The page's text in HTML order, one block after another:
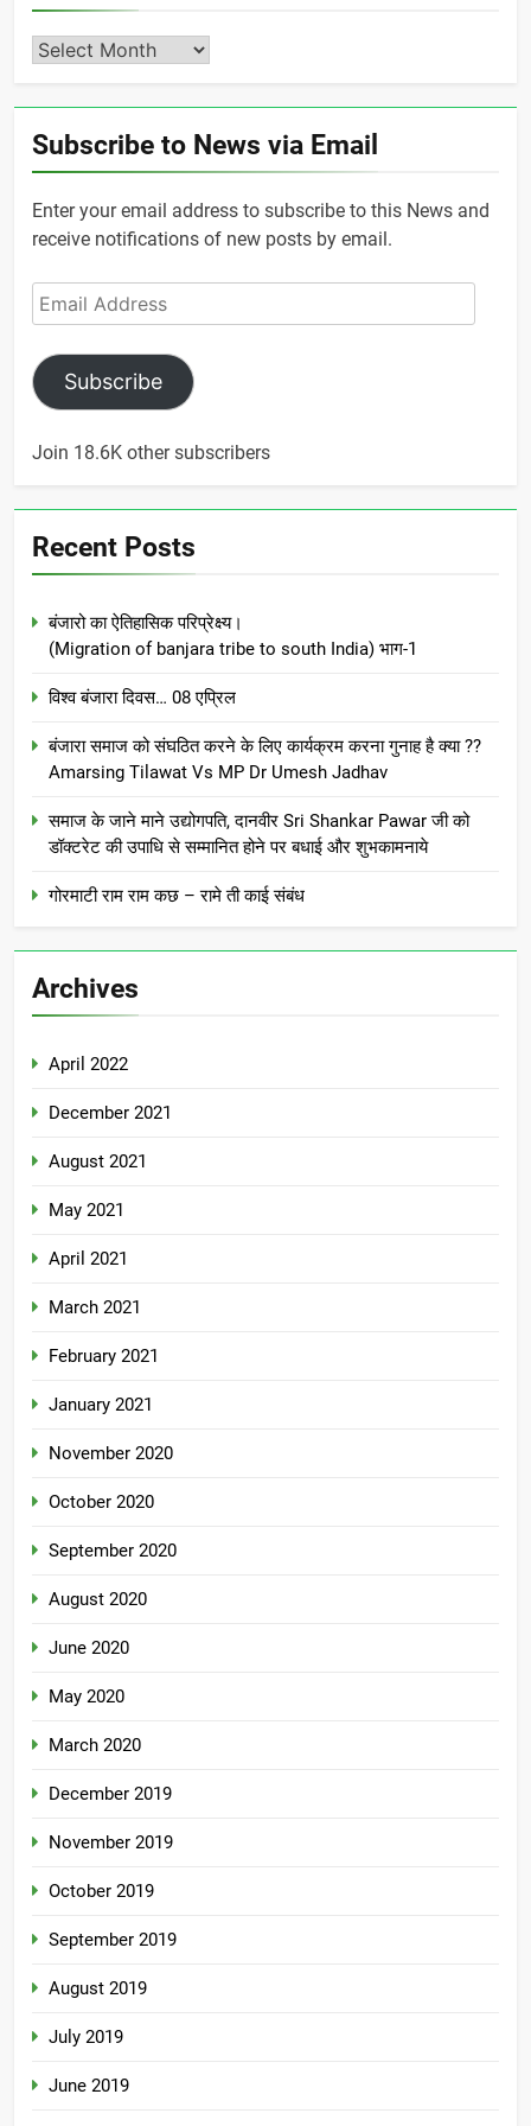
Archives
Subscribe to News via Email
Enter your email address to subscribe to this News and
receive notifications of new posts by email.
Email
Address
Subscribe
Join 18.6K other subscribers
Recent Posts
बंजारो का ऐतिहासिक परिप्रेक्ष्य।
(Migration of banjara tribe to south India) भाग-1
विश्व बंजारा दिवस… 08 एप्रिल
बंजारा समाज को संघठित करने के लिए कार्यक्रम करना गुनाह है क्या ??
Amarsing Tilawat Vs MP Dr Umesh Jadhav
समाज के जाने माने उद्योगपति, दानवीर Sri Shankar Pawar जी को
डॉक्टरेट की उपाधि से सम्मानित होने पर बधाई और शुभकामनाये
गोरमाटी राम राम कछ – रामे ती काई संबंध
Archives
April 2022
December 2021
August 2021
May 2021
April 2021
March 2021
February 2021
January 2021
November 2020
October 2020
September 2020
August 2020
June 2020
May 2020
March 2020
December 2019
November 2019
October 2019
September 2019
August 2019
July 2019
June 2019